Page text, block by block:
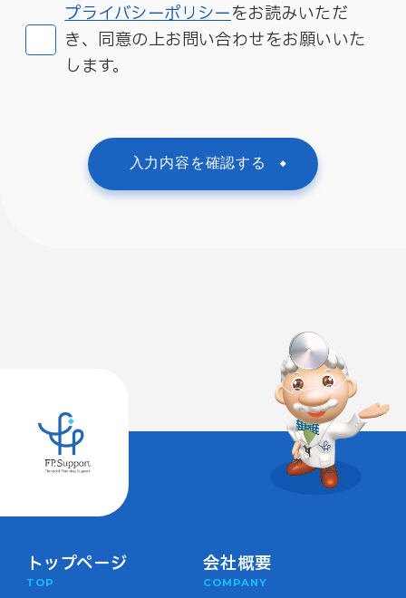
プライバシーポリシーをお読みいただ
き、同意の上お問い合わせをお願いいた
します。
入力内容を確認する
トップページ
TOP
会社概要
COMPANY